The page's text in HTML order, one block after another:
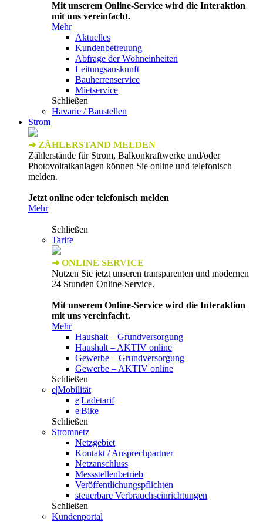
Mit unserem Online-Service wird die Interaktion
mit uns vereinfacht.
Mehr
Aktuelles
Kundenbetreuung
Abfrage der Wohneinheiten
Leitungsauskunft
Bauherrenservice
Mietservice
Schließen
Havarie / Baustellen
Strom
➜ ZÄHLERSTAND MELDEN
Zählerstände für Strom, Balkonkraftwerke und/oder
Photovoltaikanlagen können Sie online und telefonisch
melden.
Jetzt online oder telefonisch melden
Mehr
Schließen
Tarife
➜ ONLINE SERVICE
Nutzen Sie jetzt unseren transparenten und modernen
24 Stunden Online-Service.
Mit unserem Online-Service wird die Interaktion
mit uns vereinfacht.
Mehr
Haushalt – Grundversorgung
Haushalt – AKTIV online
Gewerbe – Grundversorgung
Gewerbe – AKTIV online
Schließen
e|Mobilität
e|Ladetarif
e|Bike
Schließen
Stromnetz
Netzgebiet
Kontakt / Ansprechpartner
Netzanschluss
Messstellenbetrieb
Veröffentlichungspflichten
steuerbare Verbrauchseinrichtungen
Schließen
Kundenportal